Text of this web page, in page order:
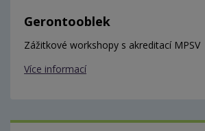
Gerontooblek
Zážitkové workshopy s akreditací MPSV
Více informací